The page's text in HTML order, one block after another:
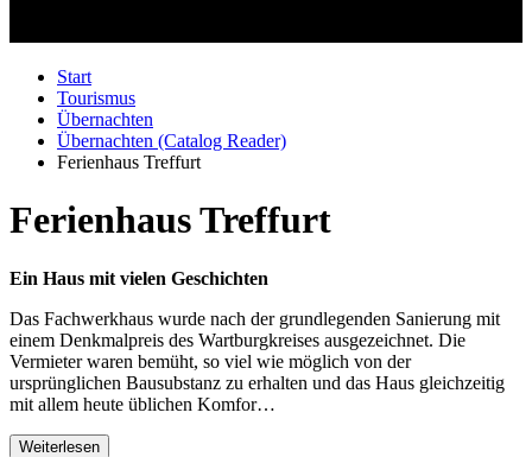
Start
Tourismus
Übernachten
Übernachten (Catalog Reader)
Ferienhaus Treffurt
Ferienhaus Treffurt
Ein Haus mit vielen Geschichten
Das Fachwerkhaus wurde nach der grundlegenden Sanierung mit
einem Denkmalpreis des Wartburgkreises ausgezeichnet. Die
Vermieter waren bemüht, so viel wie möglich von der
ursprünglichen Bausubstanz zu erhalten und das Haus gleichzeitig
mit allem heute üblichen Komfor…
Weiterlesen